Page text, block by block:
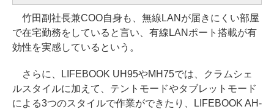
竹田副社長兼COO自身も、無線LANが届きにくい部屋
で在宅勤務をしていると言い、有線LANポート搭載が有
効性を実感しているという。
さらに、LIFEBOOK UH95やMH75では、クラムシェ
ルスタイルに加えて、テントモードやタブレットモード
による3つのスタイルで作業ができたり、LIFEBOOK AH-